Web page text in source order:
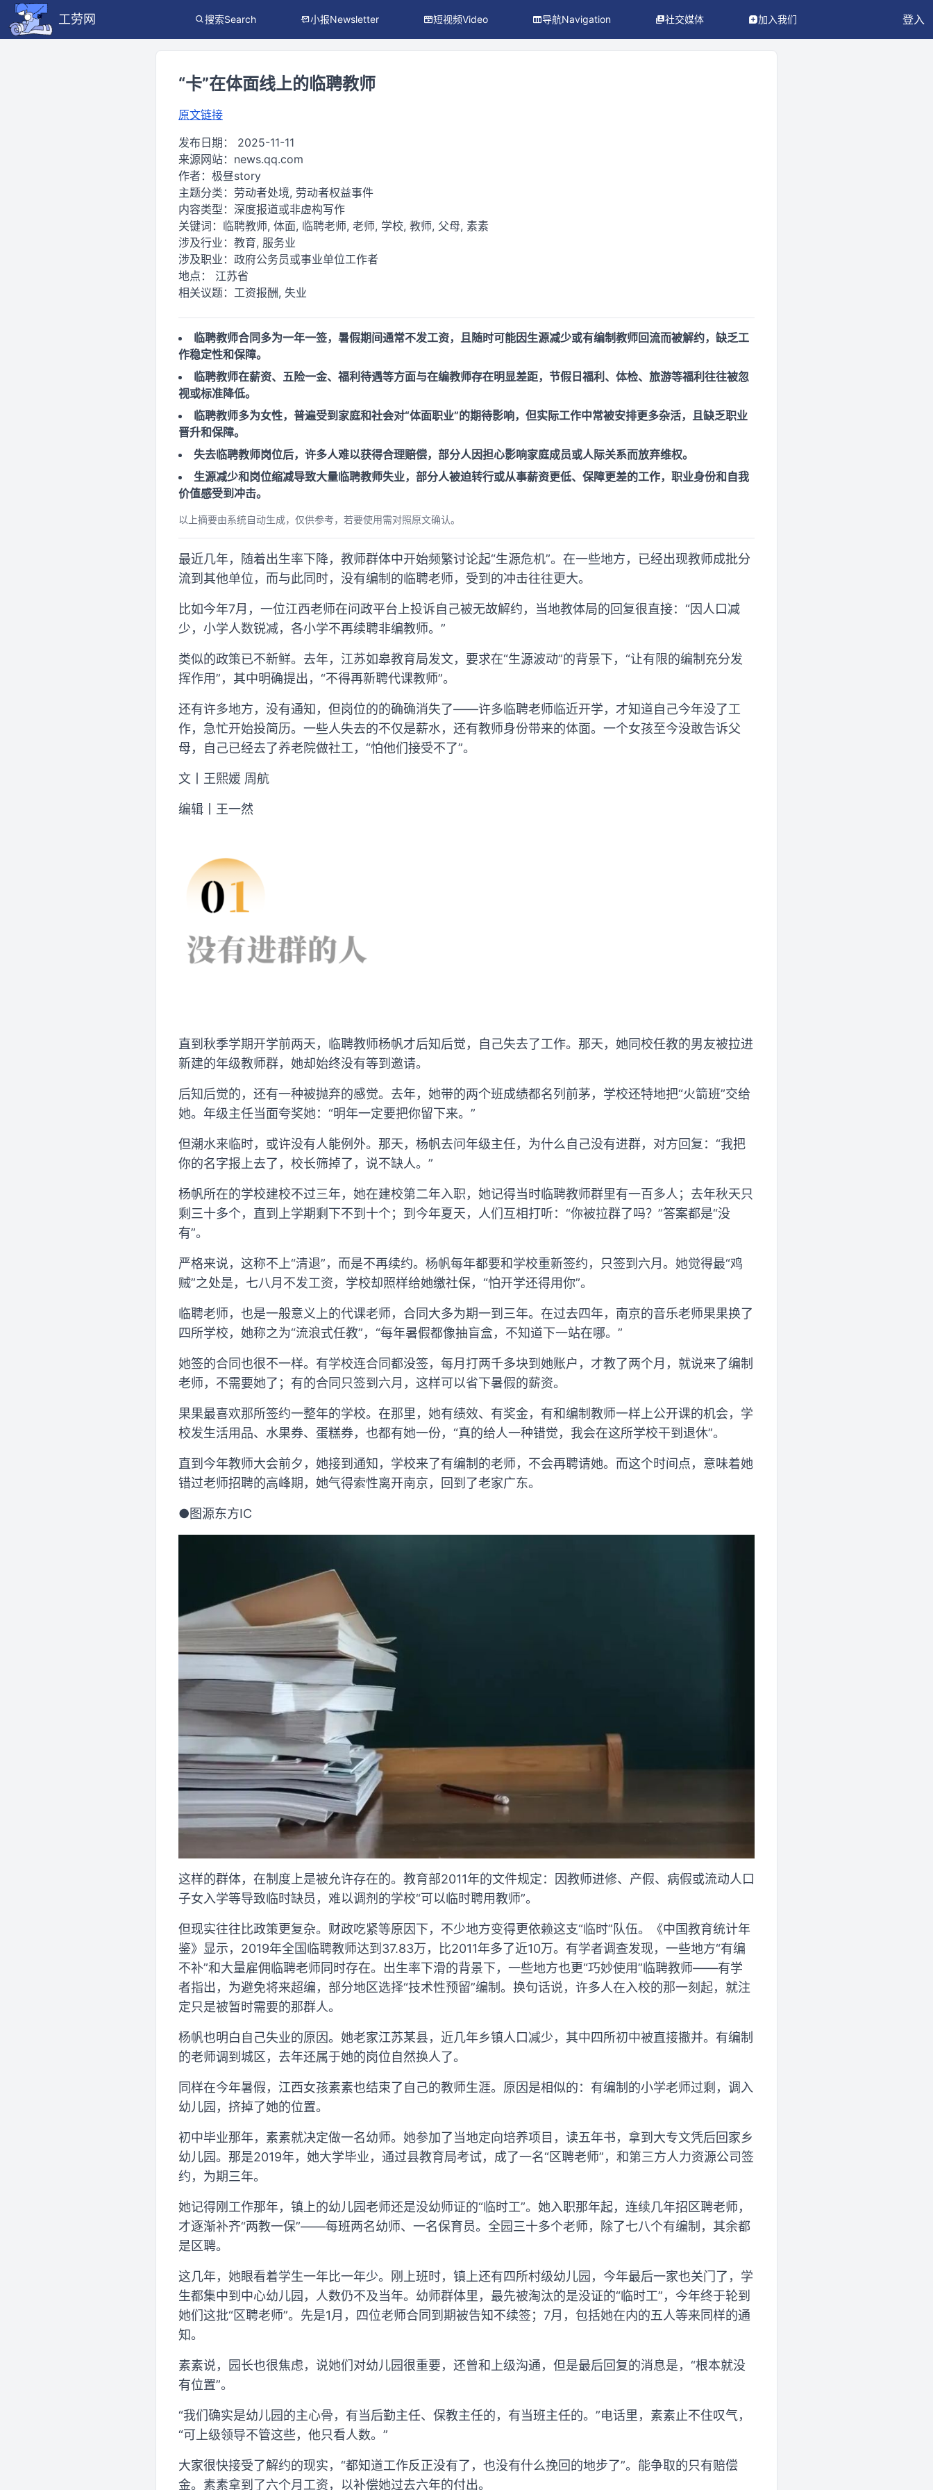
工劳网 搜索Search 小报Newsletter 短视频Video 导航Navigation 社交媒体 加入我们 登入
“卡”在体面线上的临聘教师
原文链接
发布日期： 2025-11-11
来源网站： news.qq.com
作者： 极昼story
主题分类： 劳动者处境, 劳动者权益事件
内容类型： 深度报道或非虚构写作
关键词： 临聘教师, 体面, 临聘老师, 老师, 学校, 教师, 父母, 素素
涉及行业： 教育, 服务业
涉及职业： 政府公务员或事业单位工作者
地点： 江苏省
相关议题： 工资报酬, 失业
临聘教师合同多为一年一签，暑假期间通常不发工资，且随时可能因生源减少或有编制教师回流而被解约，缺乏工
作稳定性和保障。
临聘教师在薪资、五险一金、福利待遇等方面与在编教师存在明显差距，节假日福利、体检、旅游等福利往往被忽
视或标准降低。
临聘教师多为女性，普遍受到家庭和社会对“体面职业”的期待影响，但实际工作中常被安排更多杂活，且缺乏职业
晋升和保障。
失去临聘教师岗位后，许多人难以获得合理赔偿，部分人因担心影响家庭成员或人际关系而放弃维权。
生源减少和岗位缩减导致大量临聘教师失业，部分人被迫转行或从事薪资更低、保障更差的工作，职业身份和自我
价值感受到冲击。
以上摘要由系统自动生成，仅供参考，若要使用需对照原文确认。
最近几年，随着出生率下降，教师群体中开始频繁讨论起“生源危机”。在一些地方，已经出现教师成批分
流到其他单位，而与此同时，没有编制的临聘老师，受到的冲击往往更大。
比如今年7月，一位江西老师在问政平台上投诉自己被无故解约，当地教体局的回复很直接：“因人口减
少，小学人数锐减，各小学不再续聘非编教师。”
类似的政策已不新鲜。去年，江苏如皋教育局发文，要求在“生源波动”的背景下，“让有限的编制充分发
挥作用”，其中明确提出，“不得再新聘代课教师”。
还有许多地方，没有通知，但岗位的的确确消失了——许多临聘老师临近开学，才知道自己今年没了工
作，急忙开始投简历。一些人失去的不仅是薪水，还有教师身份带来的体面。一个女孩至今没敢告诉父
母，自己已经去了养老院做社工，“怕他们接受不了”。
文丨王熙媛 周航
编辑丨王一然
直到秋季学期开学前两天，临聘教师杨帆才后知后觉，自己失去了工作。那天，她同校任教的男友被拉进
新建的年级教师群，她却始终没有等到邀请。
后知后觉的，还有一种被抛弃的感觉。去年，她带的两个班成绩都名列前茅，学校还特地把“火箭班”交给
她。年级主任当面夸奖她：“明年一定要把你留下来。”
但潮水来临时，或许没有人能例外。那天，杨帆去问年级主任，为什么自己没有进群，对方回复：“我把
你的名字报上去了，校长筛掉了，说不缺人。”
杨帆所在的学校建校不过三年，她在建校第二年入职，她记得当时临聘教师群里有一百多人；去年秋天只
剩三十多个，直到上学期剩下不到十个；到今年夏天，人们互相打听：“你被拉群了吗？”答案都是“没
有”。
严格来说，这称不上“清退”，而是不再续约。杨帆每年都要和学校重新签约，只签到六月。她觉得最“鸡
贼”之处是，七八月不发工资，学校却照样给她缴社保，“怕开学还得用你”。
临聘老师，也是一般意义上的代课老师，合同大多为期一到三年。在过去四年，南京的音乐老师果果换了
四所学校，她称之为“流浪式任教”，“每年暑假都像抽盲盒，不知道下一站在哪。”
她签的合同也很不一样。有学校连合同都没签，每月打两千多块到她账户，才教了两个月，就说来了编制
老师，不需要她了；有的合同只签到六月，这样可以省下暑假的薪资。
果果最喜欢那所签约一整年的学校。在那里，她有绩效、有奖金，有和编制教师一样上公开课的机会，学
校发生活用品、水果券、蛋糕券，也都有她一份，“真的给人一种错觉，我会在这所学校干到退休”。
直到今年教师大会前夕，她接到通知，学校来了有编制的老师，不会再聘请她。而这个时间点，意味着她
错过老师招聘的高峰期，她气得索性离开南京，回到了老家广东。
●图源东方IC
这样的群体，在制度上是被允许存在的。教育部2011年的文件规定：因教师进修、产假、病假或流动人口
子女入学等导致临时缺员，难以调剂的学校“可以临时聘用教师”。
但现实往往比政策更复杂。财政吃紧等原因下，不少地方变得更依赖这支“临时”队伍。《中国教育统计年
鉴》显示，2019年全国临聘教师达到37.83万，比2011年多了近10万。有学者调查发现，一些地方“有编
不补”和大量雇佣临聘老师同时存在。出生率下滑的背景下，一些地方也更“巧妙使用”临聘教师——有学
者指出，为避免将来超编，部分地区选择“技术性预留”编制。换句话说，许多人在入校的那一刻起，就注
定只是被暂时需要的那群人。
杨帆也明白自己失业的原因。她老家江苏某县，近几年乡镇人口减少，其中四所初中被直接撤并。有编制
的老师调到城区，去年还属于她的岗位自然换人了。
同样在今年暑假，江西女孩素素也结束了自己的教师生涯。原因是相似的：有编制的小学老师过剩，调入
幼儿园，挤掉了她的位置。
初中毕业那年，素素就决定做一名幼师。她参加了当地定向培养项目，读五年书，拿到大专文凭后回家乡
幼儿园。那是2019年，她大学毕业，通过县教育局考试，成了一名“区聘老师”，和第三方人力资源公司签
约，为期三年。
她记得刚工作那年，镇上的幼儿园老师还是没幼师证的“临时工”。她入职那年起，连续几年招区聘老师，
才逐渐补齐“两教一保”——每班两名幼师、一名保育员。全园三十多个老师，除了七八个有编制，其余都
是区聘。
这几年，她眼看着学生一年比一年少。刚上班时，镇上还有四所村级幼儿园，今年最后一家也关门了，学
生都集中到中心幼儿园，人数仍不及当年。幼师群体里，最先被淘汰的是没证的“临时工”，今年终于轮到
她们这批“区聘老师”。先是1月，四位老师合同到期被告知不续签；7月，包括她在内的五人等来同样的通
知。
素素说，园长也很焦虑，说她们对幼儿园很重要，还曾和上级沟通，但是最后回复的消息是，“根本就没
有位置”。
“我们确实是幼儿园的主心骨，有当后勤主任、保教主任的，有当班主任的。”电话里，素素止不住叹气，
“可上级领导不管这些，他只看人数。”
大家很快接受了解约的现实，“都知道工作反正没有了，也没有什么挽回的地步了”。能争取的只有赔偿
金。素素拿到了六个月工资，以补偿她过去六年的付出。